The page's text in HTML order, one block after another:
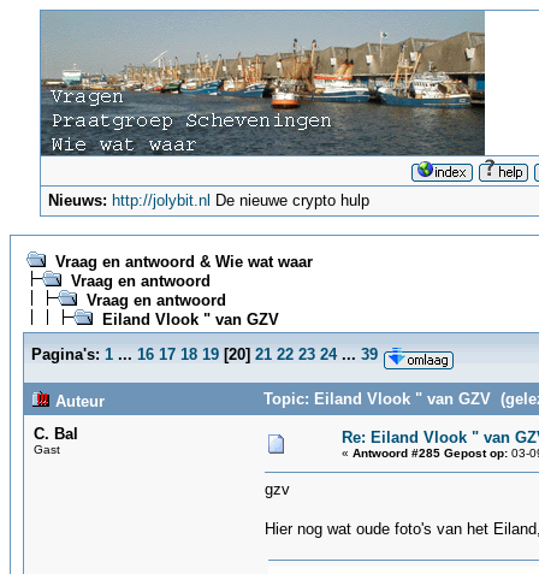
Nieuws: http://jolybit.nl De nieuwe crypto hulp
Vraag en antwoord & Wie wat waar
Vraag en antwoord
Vraag en antwoord
Eiland Vlook " van GZV
Pagina's: 1 ... 16 17 18 19 [20] 21 22 23 24 ... 39
Auteur
Topic: Eiland Vlook " van GZV
C. Bal
Gast
Re: Eiland Vlook " van
« Antwoord #285 Gepost op: 03-
gzv
Hier nog wat oude foto's van het